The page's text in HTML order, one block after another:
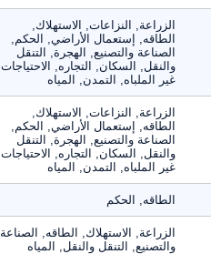
الزراعة, النزاعات, الاستهلاك,
الطاقه, إستعمال الأراضي, الحكم,
الصناعة والتصنيع, الهجرة, التنقل
والنقل, السكان, التجاره, الاحتياجات
غير الملباه, التمدن, المياه
الزراعة, النزاعات, الاستهلاك,
الطاقه, إستعمال الأراضي, الحكم,
الصناعة والتصنيع, الهجرة, التنقل
والنقل, السكان, التجاره, الاحتياجات
غير الملباه, التمدن, المياه
الطاقه, الحكم
الزراعة, الاستهلاك, الطاقه, الصناعة
والتصنيع, التنقل والنقل, المياه